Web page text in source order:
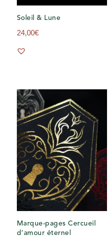
Soleil & Lune
24,00€
Marque-pages Cercueil
d’amour éternel